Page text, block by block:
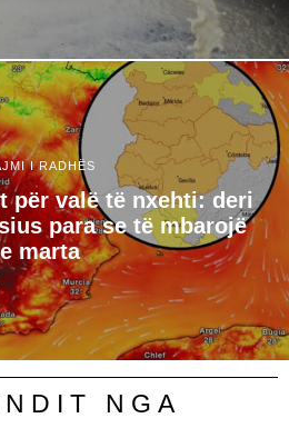
I RADHËS
për valë të nxehti: deri
para se të mbarojë
e marta
NGA